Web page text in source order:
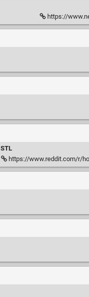
https://
STL
https://www.reddit.com/r/